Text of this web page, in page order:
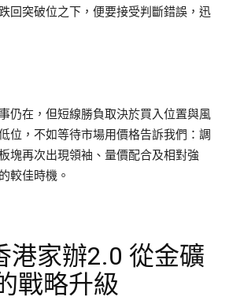
回突破位之下，便要接受判斷錯誤，迅
仍在，但短線勝負取決於買入位置與風
位，不如等待市場用價格告訴我們：調
塊再次出現領袖、量價配合及相對強
較佳時機。
港家辦2.0 從金礦
戰略升級